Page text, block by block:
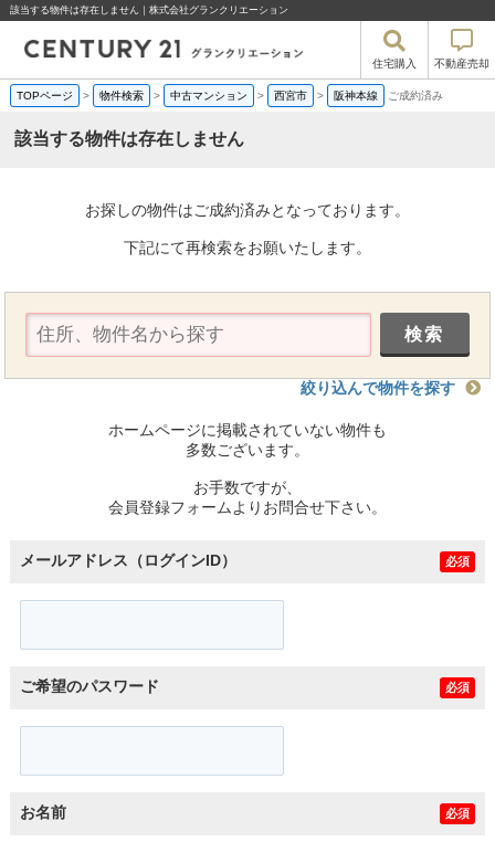
該当する物件は存在しません｜株式会社グランクリエーション
住宅購入 不動産売却
TOPページ > 物件検索 > 中古マンション > 西宮市 > 阪神本線 ご成約済み
該当する物件は存在しません
お探しの物件はご成約済みとなっております。
下記にて再検索をお願いたします。
絞り込んで物件を探す
ホームページに掲載されていない物件も
多数ございます。
お手数ですが、
会員登録フォームよりお問合せ下さい。
メールアドレス（ログインID） 必須
ご希望のパスワード 必須
お名前 必須